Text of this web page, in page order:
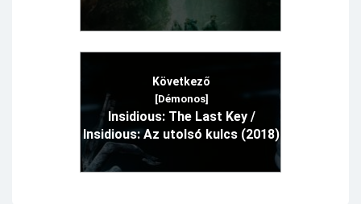
Következő
[Démonos]
Insidious: The Last Key /
Insidious: Az utolsó kulcs (2018)